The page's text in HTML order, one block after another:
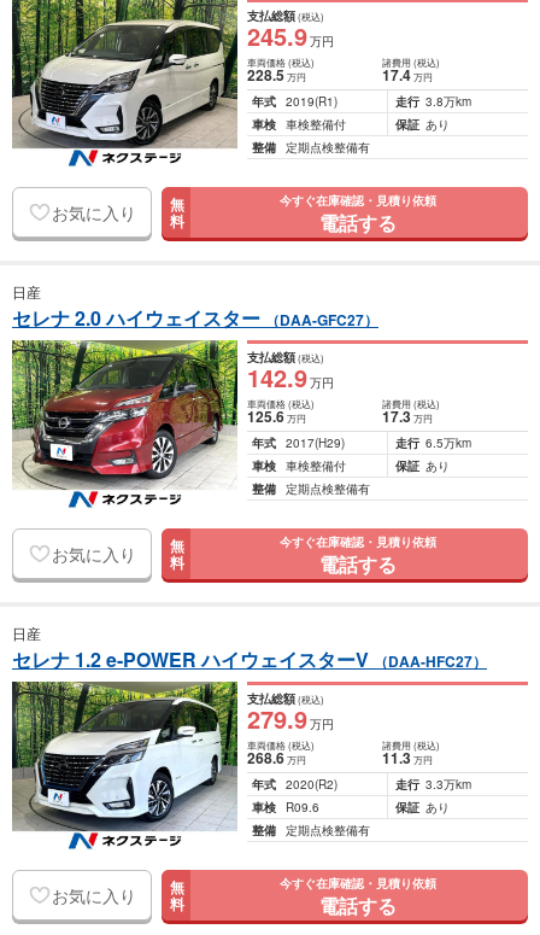
支払総額(税込)
245.9万円
車両価格(税込)
228.5万円
諸費用 (税込)
17.4 万円
年式 2019(R1) 走行 3.8万km
車検 車検整備付 保証 あり
整備 定期点検整備有
お気に入り 無
料
今すぐ在庫確認・見積り依頼
電話する
日産
セレナ 2.0 ハイウェイスター （DAA-GFC27）
支払総額(税込)
142.9万円
車両価格(税込)
125.6万円
諸費用 (税込)
17.3 万円
年式 2017(H29) 走行 6.5万km
車検 車検整備付 保証 あり
整備 定期点検整備有
お気に入り 無
料
今すぐ在庫確認・見積り依頼
電話する
日産
セレナ 1.2 e-POWER ハイウェイスターV （DAA-HFC27）
支払総額(税込)
279.9万円
車両価格(税込)
268.6万円
諸費用 (税込)
11.3 万円
年式 2020(R2) 走行 3.3万km
車検
R09.6 保証 あり
整備 定期点検整備有
お気に入り 無
料
今すぐ在庫確認・見積り依頼
電話する